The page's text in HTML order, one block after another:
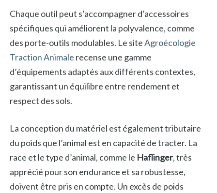
Chaque outil peut s’accompagner d’accessoires
spécifiques qui améliorent la polyvalence, comme
des porte-outils modulables. Le siteAgroécologie
Traction Animale recense une gamme
d’équipements adaptés aux différents contextes,
garantissant un équilibre entre rendement et
respect des sols.
La conception du matériel est également tributaire
du poids que l’animal est en capacité de tracter. La
race et le type d’animal, comme le Haflinger, très
apprécié pour son endurance et sa robustesse,
doivent être pris en compte. Un excès de poids